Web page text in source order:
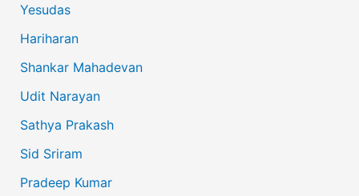
Yesudas
Hariharan
Shankar Mahadevan
Udit Narayan
Sathya Prakash
Sid Sriram
Pradeep Kumar